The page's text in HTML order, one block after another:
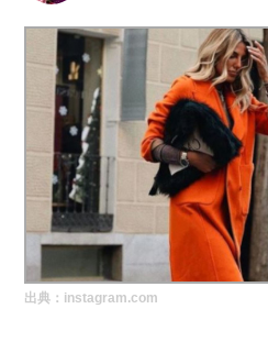
BUYMAで人気のブランド
BUYMAの売れ筋商品
実録！海外ショップで買ってみた！
海外SHOP LIST
出典：instagram.com